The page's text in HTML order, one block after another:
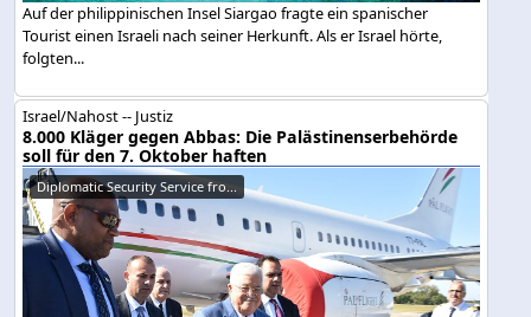
Auf der philippinischen Insel Siargao fragte ein spanischer
Tourist einen Israeli nach seiner Herkunft. Als er Israel hörte,
folgten...
Israel/Nahost -- Justiz
8.000 Kläger gegen Abbas: Die Palästinenserbehörde
soll für den 7. Oktober haften
Diplomatic Security Service fro...